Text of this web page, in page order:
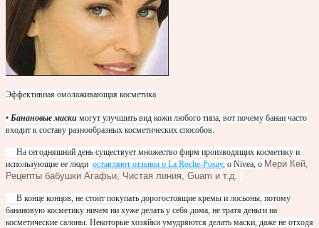
Эффективная омолаживающая косметика
• Банановые маски могут улучшить вид кожи любого типа, вот почему банан часто
входит к составу разнообразных косметических способов.
На сегодняшний день существует множество фирм производящих косметику и
использующие ее люди оставляют отзывы о La Roche-Posay, о Nivea, о Мери Кей,
Рецепты бабушки Агафьи, Чистая линия, Guam и т.д.
В конце концов, не стоит покупать дорогостоящие кремы и лосьоны, потому
банановую косметику ничем ни хуже делать у себя дома, не тратя деньги на
косметические салоны. Некоторые хозяйки умудряются делать маски, даже не отходя